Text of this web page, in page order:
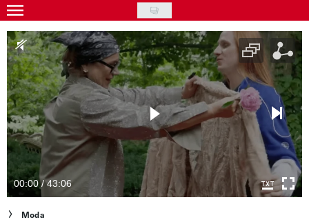
Skip
to
main
content
Gwiazdy
Ludzie
Moda
Uroda
Styl życia
Kultura
Wideo
00:00 / 43:06
Moda